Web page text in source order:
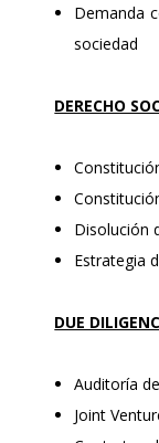
Demanda
sociedad
DERECHO
Disolución
Estrategia
DUE
Auditoría
Joint